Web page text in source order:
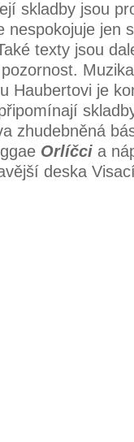
skladby jsou
nespokojuje jen
texty jsou
Haubertovi je
zhudebněná
Orlíčci a
deska